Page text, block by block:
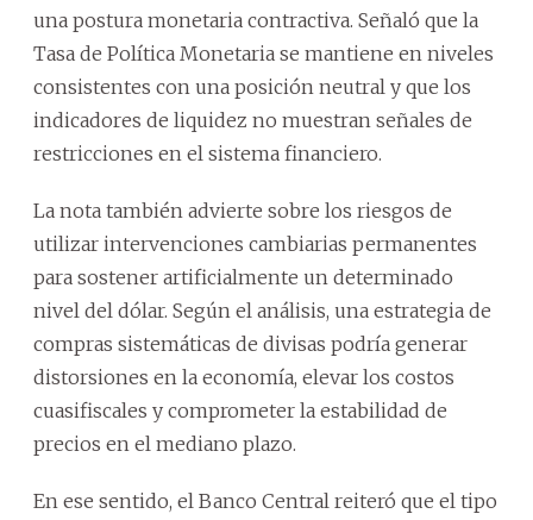
una postura monetaria contractiva. Señaló que la
Tasa de Política Monetaria se mantiene en niveles
consistentes con una posición neutral y que los
indicadores de liquidez no muestran señales de
restricciones en el sistema financiero.
La nota también advierte sobre los riesgos de
utilizar intervenciones cambiarias permanentes
para sostener artificialmente un determinado
nivel del dólar. Según el análisis, una estrategia de
compras sistemáticas de divisas podría generar
distorsiones en la economía, elevar los costos
cuasifiscales y comprometer la estabilidad de
precios en el mediano plazo.
En ese sentido, el Banco Central reiteró que el tipo